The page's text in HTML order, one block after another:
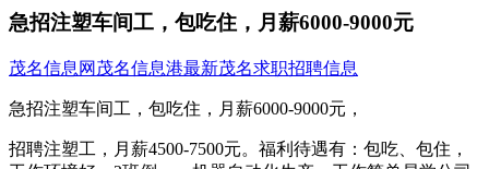
急招注塑车间工，包吃住，月薪6000-9000元
茂名信息网 茂名信息港最新茂名求职招聘信息
急招注塑车间工，包吃住，月薪6000-9000元，
招聘注塑工，月薪4500-7500元。福利待遇有：包吃、包住，